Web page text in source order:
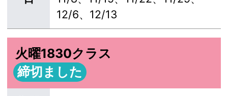
12/6、12/13
火曜1830クラス
締切ました